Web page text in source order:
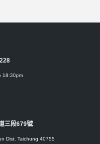
18:30pm
三段679號
Dist, Taichung 40755